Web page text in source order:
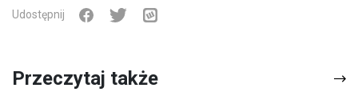
Udostępnij
Przeczytaj także